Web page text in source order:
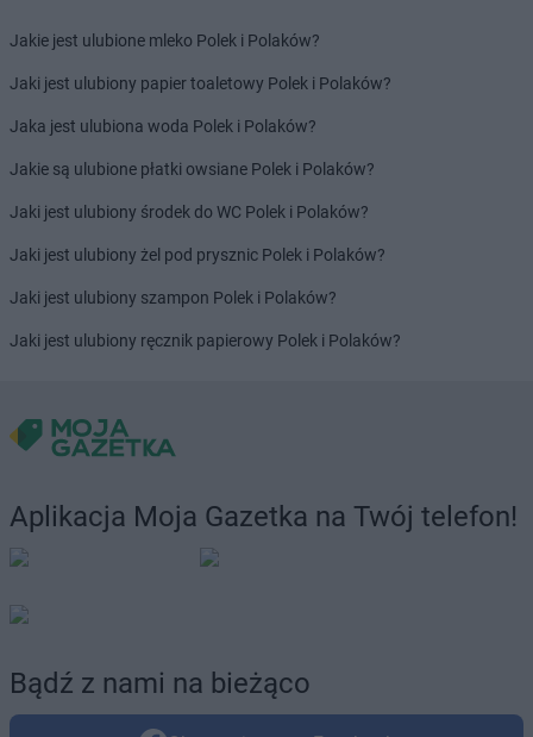
Jakie jest ulubione mleko Polek i Polaków?
Jaki jest ulubiony papier toaletowy Polek i Polaków?
Jaka jest ulubiona woda Polek i Polaków?
Jakie są ulubione płatki owsiane Polek i Polaków?
Jaki jest ulubiony środek do WC Polek i Polaków?
Jaki jest ulubiony żel pod prysznic Polek i Polaków?
Jaki jest ulubiony szampon Polek i Polaków?
Jaki jest ulubiony ręcznik papierowy Polek i Polaków?
Aplikacja Moja Gazetka na Twój telefon!
Bądź z nami na bieżąco